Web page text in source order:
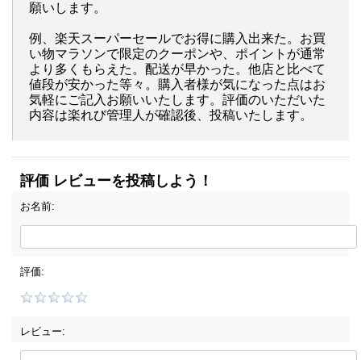
願いします。
例、楽天スーパーセールでお得に購入出来た。お買
い物マラソンで限定のクーポンや、ポイントが通常
より多くもらえた。配送が早かった。他店と比べて
値段が安かった等々。購入者様が気になった点はお
気軽にご記入お願いいたします。評価のいただいた
内容は楽れび管理人が確認後、投稿いたします。
評価 レビューを投稿しよう！
お名前:
評価:
レビュー: